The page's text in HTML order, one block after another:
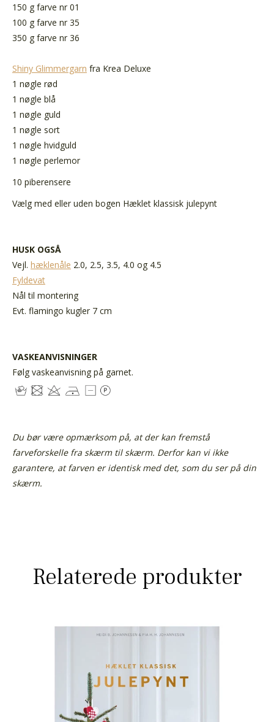
150 g farve nr 01
100 g farve nr 35
350 g farve nr 36
Shiny Glimmergarn fra Krea Deluxe
1 nøgle rød
1 nøgle blå
1 nøgle guld
1 nøgle sort
1 nøgle hvidguld
1 nøgle perlemor
10 piberensere
Vælg med eller uden bogen Hæklet klassisk julepynt
HUSK OGSÅ
Vejl. hæklenåle 2.0, 2.5, 3.5, 4.0 og 4.5
Fyldevat
Nål til montering
Evt. flamingo kugler 7 cm
VASKEANVISNINGER
Følg vaskeanvisning på garnet.
Du bør være opmærksom på, at der kan fremstå
farveforskelle fra skærm til skærm. Derfor kan vi ikke
garantere, at farven er identisk med det, som du ser på din
skærm.
Relaterede produkter